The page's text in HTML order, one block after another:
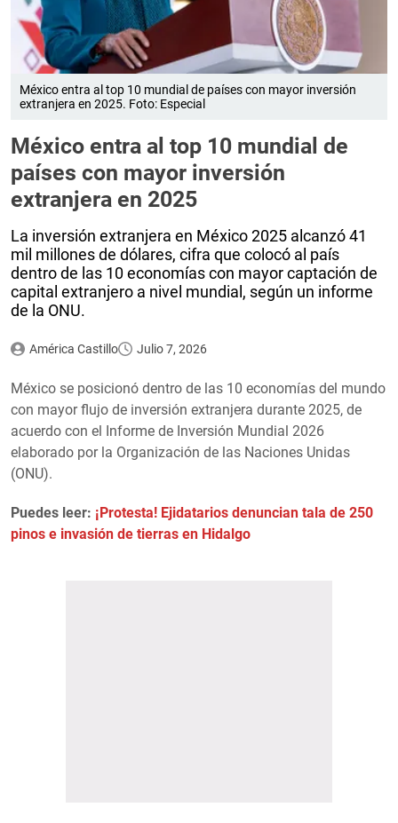
México entra al top 10 mundial de países con mayor inversión
extranjera en 2025. Foto: Especial
México entra al top 10 mundial de
países con mayor inversión
extranjera en 2025
La inversión extranjera en México 2025 alcanzó 41
mil millones de dólares, cifra que colocó al país
dentro de las 10 economías con mayor captación de
capital extranjero a nivel mundial, según un informe
de la ONU.
América Castillo Julio 7, 2026
México se posicionó dentro de las 10 economías del mundo
con mayor flujo de inversión extranjera durante 2025, de
acuerdo con el Informe de Inversión Mundial 2026
elaborado por la Organización de las Naciones Unidas
(ONU).
Puedes leer: ¡Protesta! Ejidatarios denuncian tala de 250
pinos e invasión de tierras en Hidalgo